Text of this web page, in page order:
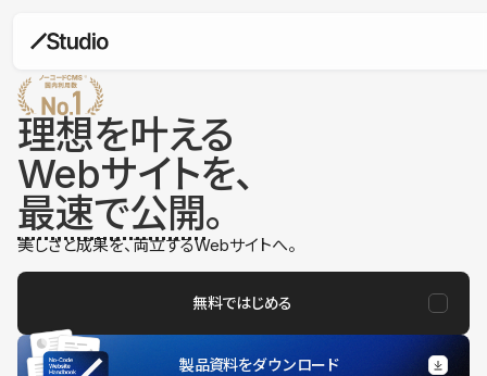
理想を叶える
Webサイトを、
最速で公開。
美しさと成果を、両立するWebサイトへ。
無料ではじめる
製品資料をダウンロード